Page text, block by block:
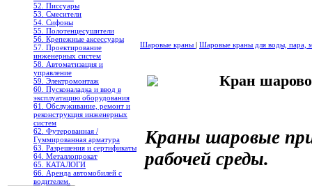
52. Писсуары
53. Смесители
54. Сифоны
55. Полотенцесушители
56. Крепежные аксессуары
57. Проектирование
инженерных систем
58. Автоматизация и
управление
59. Электромонтаж
60. Пусконаладка и ввод в
эксплуатацию оборудования
61. Обслуживание, ремонт и
реконструкция инженерных
систем
62. Футерованная /
Гуммированная арматура
63. Разрешения и сертификаты
64. Металлопрокат
65. КАТАЛОГИ
66. Аренда автомобилей с
водителем.
Шаровые краны | Шаровые краны для воды, пара,
Кран
Краны шаровые
рабочей среды.